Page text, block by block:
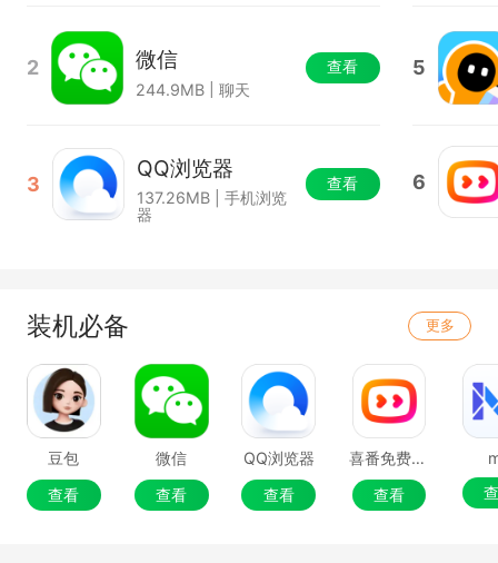
2 微信
244.9MB | 聊天
查看
3
QQ浏览器
137.26MB | 手机浏览
器
查看
5
6
装机必备 更多
豆包
查看
微信
查看
QQ浏览器
查看
喜番免费短剧
查看